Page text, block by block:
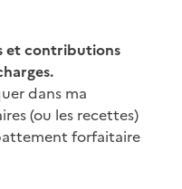
et contributions
dans ma
(ou les recettes)
forfaitaire